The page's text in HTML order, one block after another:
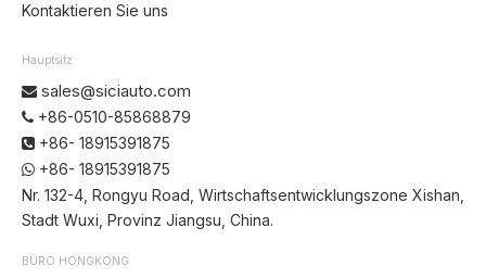
Kontaktieren Sie uns
Hauptsitz
 sales@siciauto.com
 +86-0510-85868879
 +86- 18915391875
 +86- 18915391875
Nr. 132-4, Rongyu Road, Wirtschaftsentwicklungszone Xishan,
Stadt Wuxi, Provinz Jiangsu, China.
BÜRO HONGKONG